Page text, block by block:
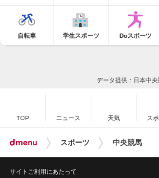
自転車 学生スポーツ Doスポーツ
データ提供：日本中央
TOP ニュース 天気 ス
スポーツ 中央競馬
サイトご利用にあたって